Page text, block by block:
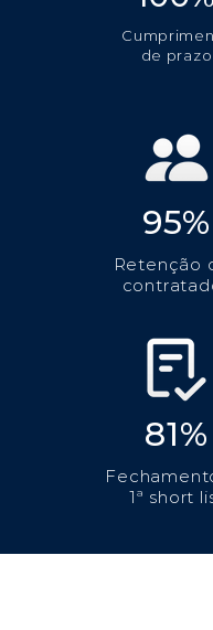
de prazo
95%
Retenção
81%
1ª short